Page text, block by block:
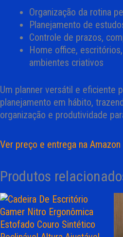
Organização da rotina
Planejamento de
Controle de prazos,
Home office,
ambientes criativos
Um planner versátil e eficiente
planejamento em hábito,
organização e produtividade
Ver preço e entrega na Amazon
Produtos